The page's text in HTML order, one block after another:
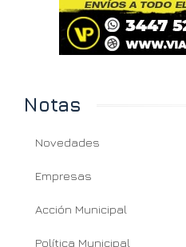
Notas
Novedades
Empresas
Acción Municipal
Política Municipal